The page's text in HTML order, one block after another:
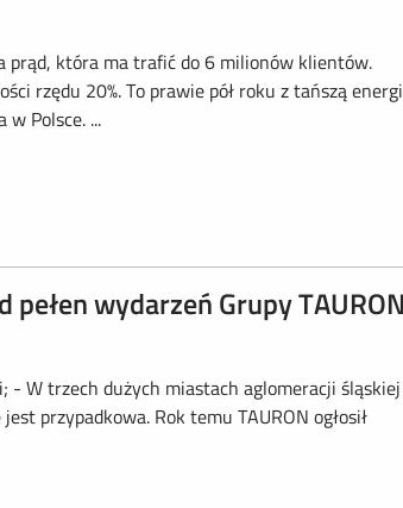
prąd, która ma trafić do 6 milionów klientów.
rzędu 20%. To prawie pół roku z tańszą
Polsce. ...
wydarzeń Grupy
- W trzech dużych miastach aglomeracji śląskiej
przypadkowa. Rok temu TAURON ogłosił